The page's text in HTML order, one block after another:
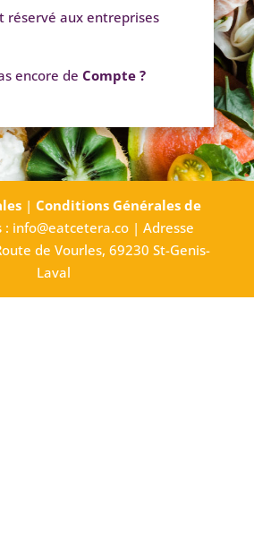
réservé aux entreprises
encore de Compte ?
|Conditions Générales de
: info@eatcetera.co | Adresse
de Vourles, 69230 St-Genis-
Laval